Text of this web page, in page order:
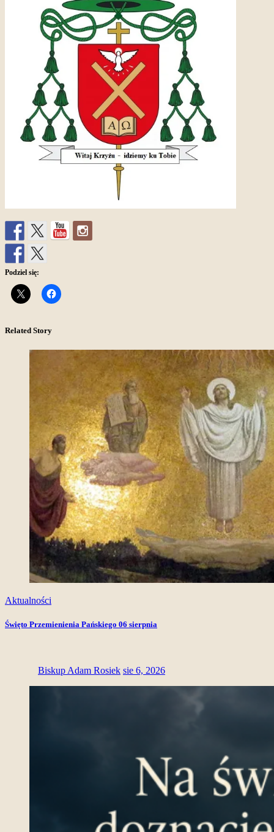
Podziel się:
Related Story
Aktualności
Święto Przemienienia Pańskiego 06 sierpnia
Biskup Adam Rosiek sie 6, 2026